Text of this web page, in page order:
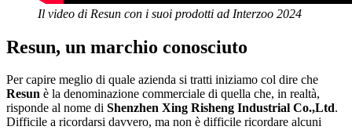
Il video di Resun con i suoi prodotti ad Interzoo 2024
Resun, un marchio conosciuto
Per capire meglio di quale azienda si tratti iniziamo col dire che
Resun è la denominazione commerciale di quella che, in realtà,
risponde al nome di Shenzhen Xing Risheng Industrial Co.,Ltd.
Difficile a ricordarsi davvero, ma non è difficile ricordare alcuni